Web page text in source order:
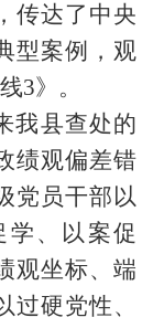
传达了中央
型案例，观
3》。
我县查处的
绩观偏差错
党员干部以
学、以案促
观坐标、端
硬党性、